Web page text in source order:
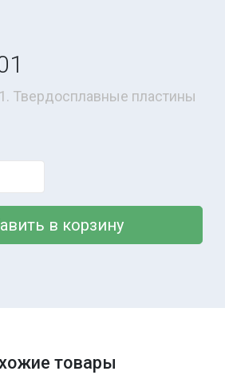
1. Твердосплавные пластины
в корзину
товары